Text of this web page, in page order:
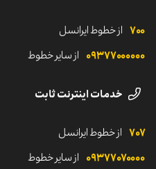
قوانین خدمات پیامک انبوه
شروع مسیر ایرانسلی
مناقصه و اطلاعیه‌ها
لوگوهای ایرانسل
۷۰۰ از خطوط ایرانسل
۰۹۳۷۷۰‌۰۰۰۰۰ از سایر خطوط
خدمات اینترنت ثابت
۷۰۷ از خطوط ایرانسل
۰۹۳۷۷۰۷۰۰۰۰ از سایر خطوط